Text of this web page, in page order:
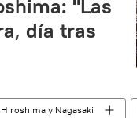
"Las
día tras
y Nagasaki